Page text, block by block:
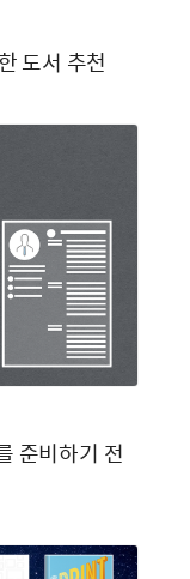
도서 추천
준비하기 전